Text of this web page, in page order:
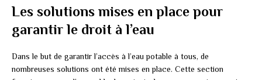
Les solutions mises en place pour
garantir le droit à l’eau
Dans le but de garantir l’accès à l’eau potable à tous, de
nombreuses solutions ont été mises en place. Cette section